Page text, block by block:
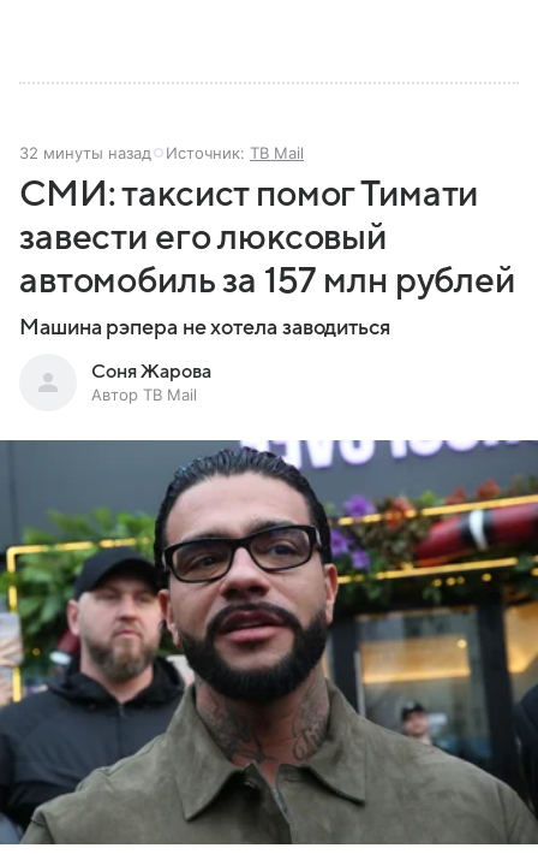
32 минуты назад Источник: ТВ Mail
СМИ: таксист помог Тимати
завести его люксовый
автомобиль за 157 млн рублей
Машина рэпера не хотела заводиться
Соня Жарова
Автор ТВ Mail